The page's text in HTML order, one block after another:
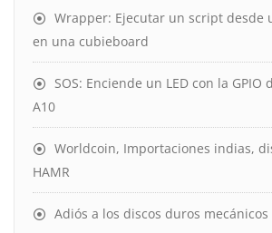
Wrapper: Ejecutar un script desde
en una cubieboard
SOS: Enciende un LED con la
A10
Worldcoin, Importaciones indias,
HAMR
Adiós a los discos duros